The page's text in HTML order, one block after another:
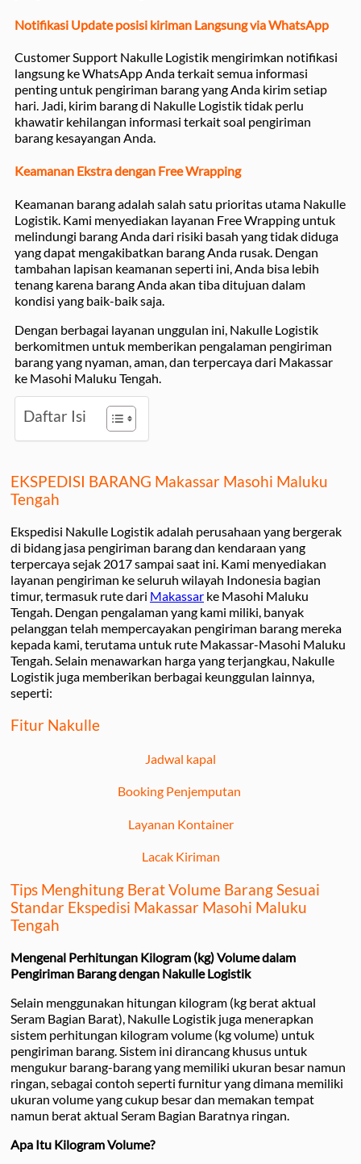
Notifikasi Update posisi kiriman Langsung via WhatsApp
Customer Support Nakulle Logistik mengirimkan notifikasi
langsung ke WhatsApp Anda terkait semua informasi
penting untuk pengiriman barang yang Anda kirim setiap
hari. Jadi, kirim barang di Nakulle Logistik tidak perlu
khawatir kehilangan informasi terkait soal pengiriman
barang kesayangan Anda.
Keamanan Ekstra dengan Free Wrapping
Keamanan barang adalah salah satu prioritas utama Nakulle
Logistik. Kami menyediakan layanan Free Wrapping untuk
melindungi barang Anda dari risiki basah yang tidak diduga
yang dapat mengakibatkan barang Anda rusak. Dengan
tambahan lapisan keamanan seperti ini, Anda bisa lebih
tenang karena barang Anda akan tiba ditujuan dalam
kondisi yang baik-baik saja.
Dengan berbagai layanan unggulan ini, Nakulle Logistik
berkomitmen untuk memberikan pengalaman pengiriman
barang yang nyaman, aman, dan terpercaya dari Makassar
ke Masohi Maluku Tengah.
Daftar Isi
EKSPEDISI BARANG Makassar Masohi Maluku
Tengah
Ekspedisi Nakulle Logistik adalah perusahaan yang bergerak
di bidang jasa pengiriman barang dan kendaraan yang
terpercaya sejak 2017 sampai saat ini. Kami menyediakan
layanan pengiriman ke seluruh wilayah Indonesia bagian
timur, termasuk rute dari Makassar ke Masohi Maluku
Tengah. Dengan pengalaman yang kami miliki, banyak
pelanggan telah mempercayakan pengiriman barang mereka
kepada kami, terutama untuk rute Makassar-Masohi Maluku
Tengah. Selain menawarkan harga yang terjangkau, Nakulle
Logistik juga memberikan berbagai keunggulan lainnya,
seperti:
Fitur Nakulle
Jadwal kapal
Booking Penjemputan
Layanan Kontainer
Lacak Kiriman
Tips Menghitung Berat Volume Barang Sesuai
Standar Ekspedisi Makassar Masohi Maluku
Tengah
Mengenal Perhitungan Kilogram (kg) Volume dalam
Pengiriman Barang dengan Nakulle Logistik
Selain menggunakan hitungan kilogram (kg berat aktual
Seram Bagian Barat), Nakulle Logistik juga menerapkan
sistem perhitungan kilogram volume (kg volume) untuk
pengiriman barang. Sistem ini dirancang khusus untuk
mengukur barang-barang yang memiliki ukuran besar namun
ringan, sebagai contoh seperti furnitur yang dimana memiliki
ukuran volume yang cukup besar dan memakan tempat
namun berat aktual Seram Bagian Baratnya ringan.
Apa Itu Kilogram Volume?